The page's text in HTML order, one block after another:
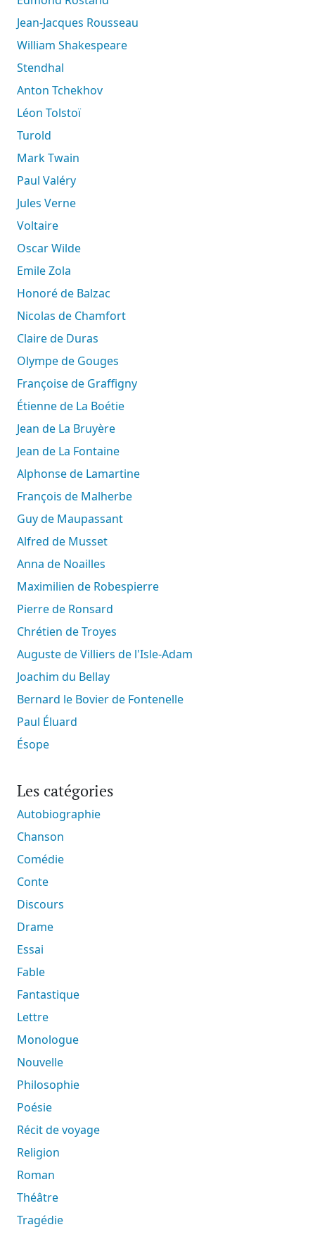
Jean-Jacques Rousseau
William Shakespeare
Stendhal
Anton Tchekhov
Léon Tolstoï
Turold
Mark Twain
Paul Valéry
Jules Verne
Voltaire
Oscar Wilde
Emile Zola
Honoré de Balzac
Nicolas de Chamfort
Claire de Duras
Olympe de Gouges
Françoise de Graffigny
Étienne de La Boétie
Jean de La Bruyère
Jean de La Fontaine
Alphonse de Lamartine
François de Malherbe
Guy de Maupassant
Alfred de Musset
Anna de Noailles
Maximilien de Robespierre
Pierre de Ronsard
Chrétien de Troyes
Auguste de Villiers de l'Isle-Adam
Joachim du Bellay
Bernard le Bovier de Fontenelle
Paul Éluard
Ésope
Les catégories
Autobiographie
Chanson
Comédie
Conte
Discours
Drame
Essai
Fable
Fantastique
Lettre
Monologue
Nouvelle
Philosophie
Poésie
Récit de voyage
Religion
Roman
Théâtre
Tragédie